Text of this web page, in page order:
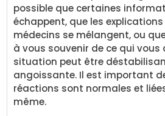
possible que certaines
échappent, que les
médecins se mélangent, ou
à vous souvenir de ce qui vous
situation peut être
angoissante. Il est important
réactions sont normales et
même.